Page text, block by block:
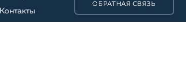
Контакты
ОБРАТНАЯ СВЯЗЬ